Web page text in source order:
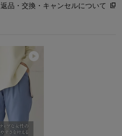
返品・交換・キャンセルについて